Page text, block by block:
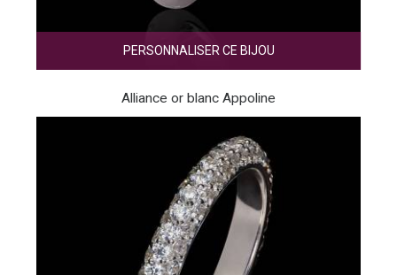
PERSONNALISER CE BIJOU
Alliance or blanc Appoline